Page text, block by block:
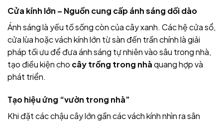
Cửa kính lớn – Nguồn cung cấp ánh sáng dồi dào
Ánh sáng là yếu tố sống còn của cây xanh. Các hệ cửa sổ,
cửa lùa hoặc vách kính lớn từ sàn đến trần chính là giải
pháp tối ưu để đưa ánh sáng tự nhiên vào sâu trong nhà,
tạo điều kiện cho cây trồng trong nhàquang hợp và
phát triển.
Tạo hiệu ứng “vườn trong nhà”
Khi đặt các chậu cây lớn gần các vách kính nhìn ra sân